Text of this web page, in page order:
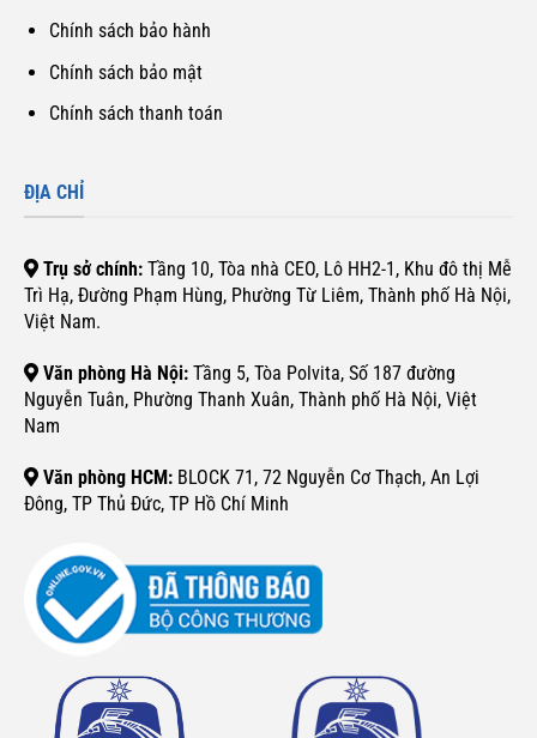
Chính sách bảo hành
Chính sách bảo mật
Chính sách thanh toán
ĐỊA CHỈ
Trụ sở chính: Tầng 10, Tòa nhà CEO, Lô HH2-1, Khu đô thị Mễ
Trì Hạ, Đường Phạm Hùng, Phường Từ Liêm, Thành phố Hà Nội,
Việt Nam.
Văn phòng Hà Nội: Tầng 5, Tòa Polvita, Số 187 đường
Nguyễn Tuân, Phường Thanh Xuân, Thành phố Hà Nội, Việt
Nam
Văn phòng HCM: BLOCK 71, 72 Nguyễn Cơ Thạch, An Lợi
Đông, TP Thủ Đức, TP Hồ Chí Minh